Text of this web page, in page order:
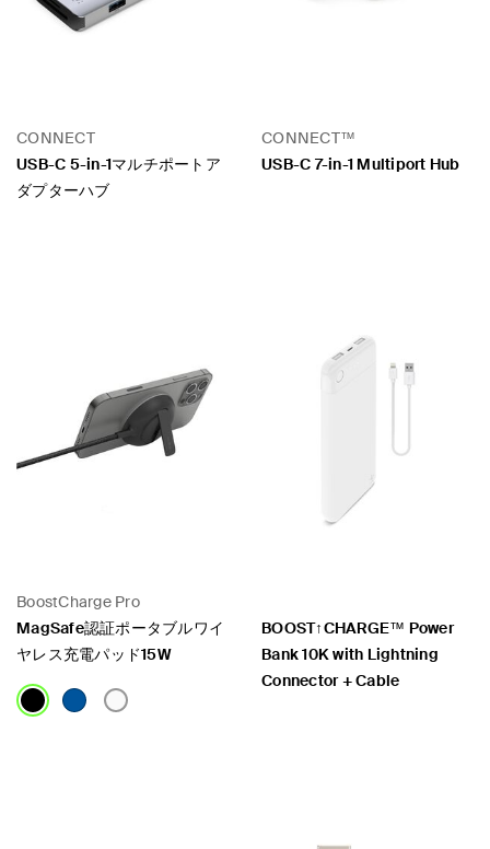
CONNECT
USB-C 5-in-1マルチポートア
ダプターハブ
CONNECT™
USB-C 7-in-1 Multiport Hub
BoostCharge Pro
MagSafe認証ポータブルワイ
ヤレス充電パッド15W
BOOST↑CHARGE™ Power
Bank 10K with Lightning
Connector + Cable